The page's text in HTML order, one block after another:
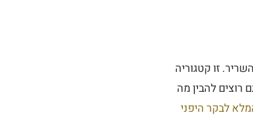
זו קטגוריה
רוצים להבין מה
לבקר היפני